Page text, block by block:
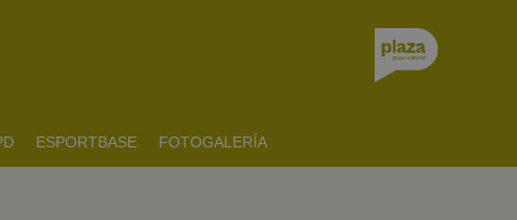
ESPORTBASE FOTOGALERÍA